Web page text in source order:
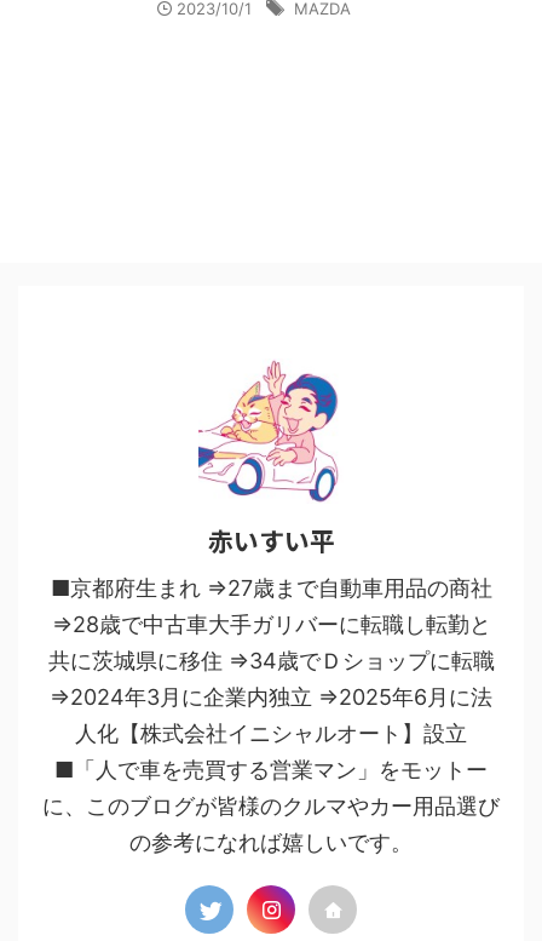
2023/10/1 MAZDA
赤いすい平
■京都府生まれ ⇒27歳まで自動車用品の商社
⇒28歳で中古車大手ガリバーに転職し転勤と
共に茨城県に移住 ⇒34歳でＤショップに転職
⇒2024年3月に企業内独立 ⇒2025年6月に法
人化【株式会社イニシャルオート】設立
■「人で車を売買する営業マン」をモットー
に、このブログが皆様のクルマやカー用品選び
の参考になれば嬉しいです。